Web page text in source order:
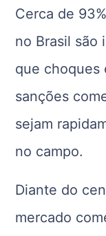
Cerca de
no Brasil são
que choques
sanções
sejam
no campo.
Diante do
mercado